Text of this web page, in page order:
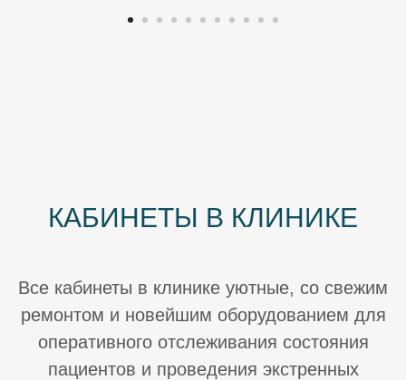
КАБИНЕТЫ В КЛИНИКЕ
Все кабинеты в клинике уютные, со свежим
ремонтом и новейшим оборудованием для
оперативного отслеживания состояния
пациентов и проведения экстренных